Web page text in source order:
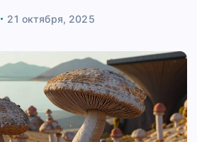
21 октября, 2025